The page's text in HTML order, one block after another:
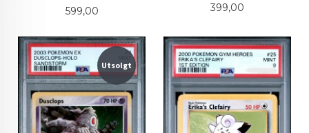
Pris
599,00 Pris
399,00
Utsolgt